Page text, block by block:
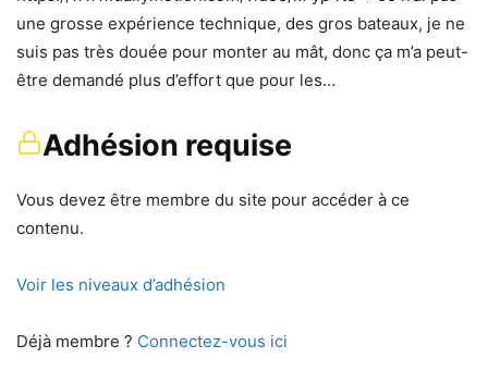
une grosse expérience technique, des gros bateaux, je ne
suis pas très douée pour monter au mât, donc ça m’a peut-
être demandé plus d’effort que pour les…
Adhésion requise
Vous devez être membre du site pour accéder à ce
contenu.
Voir les niveaux d’adhésion
Déjà membre ? Connectez-vous ici